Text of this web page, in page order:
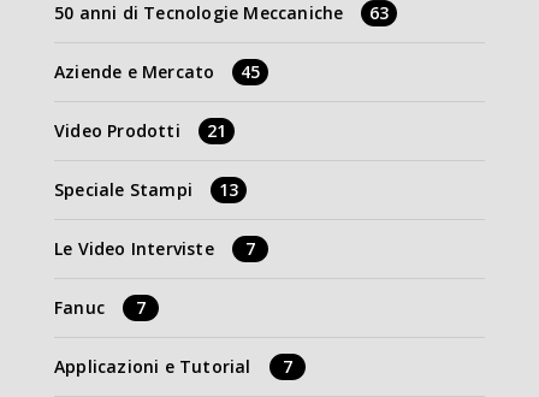
50 anni di Tecnologie Meccaniche 63
Aziende e Mercato 45
Video Prodotti 21
Speciale Stampi 13
Le Video Interviste 7
Fanuc 7
Applicazioni e Tutorial 7